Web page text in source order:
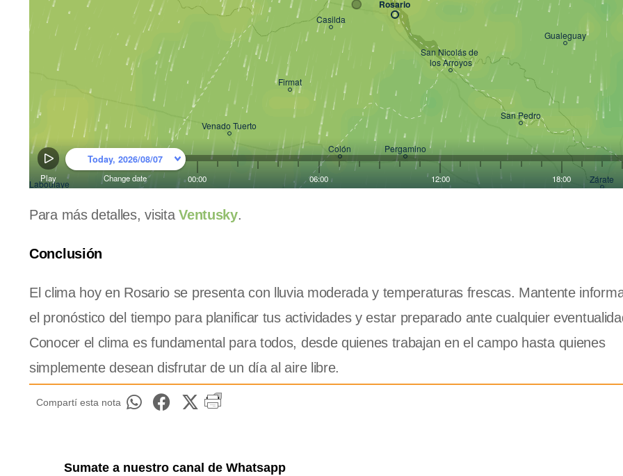
Para más detalles, visitaVentusky.
Conclusión
El clima hoy en Rosario se presenta con lluvia moderada y temperaturas frescas. Mantente
el pronóstico del tiempo para planificar tus actividades y estar preparado ante cualquier
Conocer el clima es fundamental para todos, desde quienes trabajan en el campo hasta quienes
simplemente desean disfrutar de un día al aire libre.
Compartí esta nota
Sumate a nuestro canal de Whatsapp